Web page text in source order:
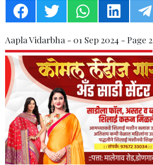
Aapla Vidarbha - 01 Sep 2024 - Page 2